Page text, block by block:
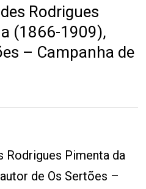
Rodrigues
(1866-1909),
– Campanha de
Rodrigues Pimenta da
de Os Sertões –